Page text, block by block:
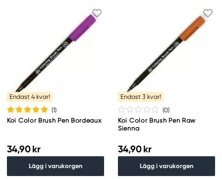
Endast 4 kvar!
(1)
Koi Color Brush Pen Bordeaux
34,90 kr
Lägg i varukorgen
Endast 3 kvar!
(0)
Koi Color Brush Pen Raw
Sienna
34,90 kr
Lägg i varukorgen